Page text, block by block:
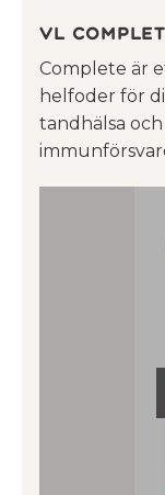
VL
Complete är
helfoder för
tandhälsa